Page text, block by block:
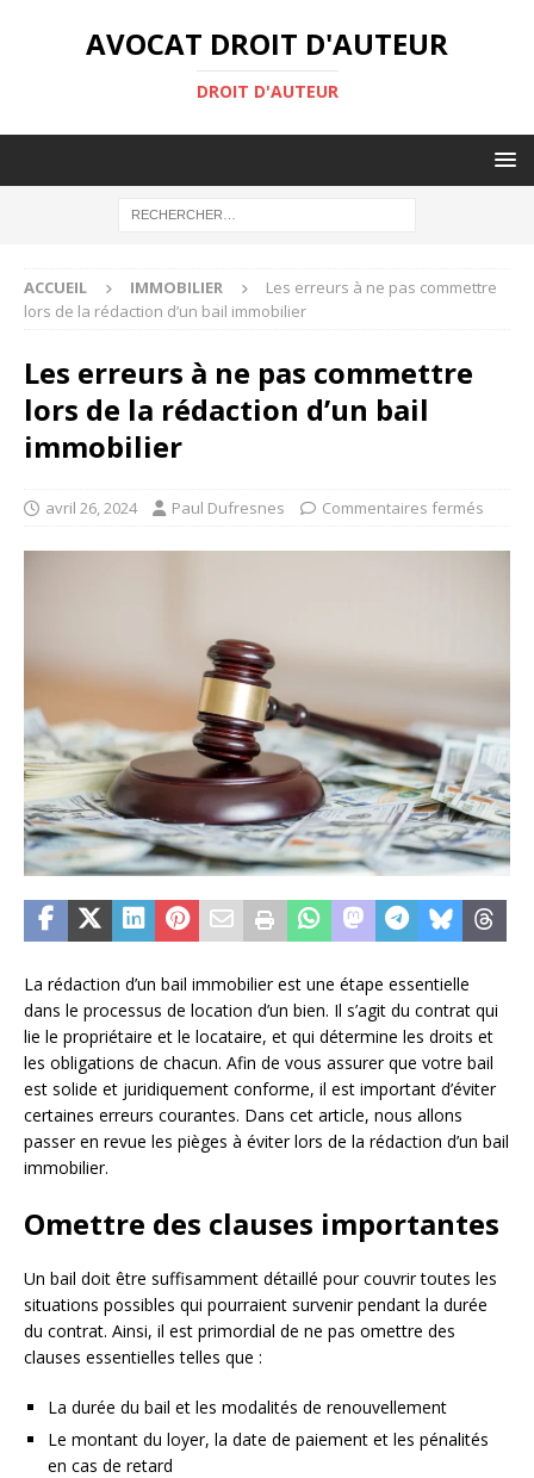
AVOCAT DROIT D'AUTEUR
DROIT D'AUTEUR
ACCUEIL IMMOBILIER
Les erreurs à ne pas commettre
lors de la rédaction d’un bail immobilier
Les erreurs à ne pas commettre
lors de la rédaction d’un bail
immobilier
avril 26, 2024 Paul Dufresnes Commentaires fermés
La rédaction d’un bail immobilier est une étape essentielle
dans le processus de location d’un bien. Il s’agit du contrat qui
lie le propriétaire et le locataire, et qui détermine les droits et
les obligations de chacun. Afin de vous assurer que votre bail
est solide et juridiquement conforme, il est important d’éviter
certaines erreurs courantes. Dans cet article, nous allons
passer en revue les pièges à éviter lors de la rédaction d’un bail
immobilier.
Omettre des clauses importantes
Un bail doit être suffisamment détaillé pour couvrir toutes les
situations possibles qui pourraient survenir pendant la durée
du contrat. Ainsi, il est primordial de ne pas omettre des
clauses essentielles telles que :
La durée du bail et les modalités de renouvellement
Le montant du loyer, la date de paiement et les pénalités
en cas de retard